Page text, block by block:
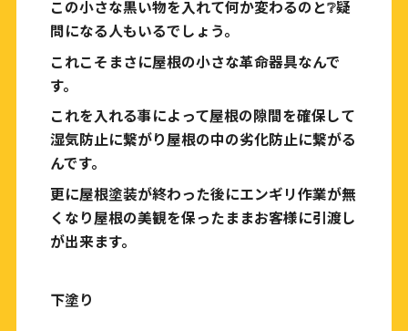
この小さな黒い物を入れて何か変わるのと❔疑
問になる人もいるでしょう。
これこそまさに屋根の小さな革命器具なんで
す。
これを入れる事によって屋根の隙間を確保して
湿気防止に繋がり屋根の中の劣化防止に繋がる
んです。
更に屋根塗装が終わった後にエンギリ作業が無
くなり屋根の美観を保ったままお客様に引渡し
が出来ます。
下塗り